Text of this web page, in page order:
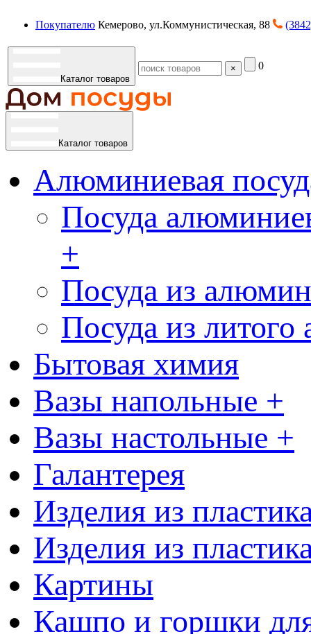
Покупателю Кемерово, ул.Коммунистическая, 88
Каталог товаров
× 0
Каталог товаров
Алюминиевая
Посуда
+
Посуда из
Посуда из
Бытовая химия
Вазы напольные +
Вазы настольные +
Галантерея
Изделия из
Изделия из
Картины
Кашпо и горшки